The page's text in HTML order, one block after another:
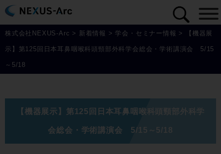
株式会社NEXUS-Arc > 新着情報 >学会・セミナー情報 > 【機器展
示】第125回日本耳鼻咽喉科頭頸部外科学会総会・学術講演会 5/15
～5/18
【機器展示】第125回日本耳鼻咽喉科頭頸部外科学
会総会・学術講演会 5/15～5/18